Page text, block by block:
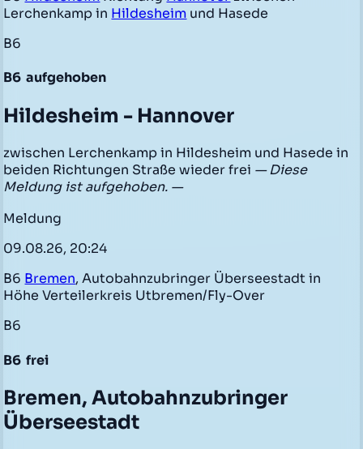
Lerchenkamp in Hildesheim und Hasede
B6
B6 aufgehoben
Hildesheim - Hannover
zwischen Lerchenkamp in Hildesheim und Hasede in
beiden Richtungen Straße wieder frei — Diese
Meldung ist aufgehoben. —
Meldung
09.08.26, 20:24
B6 Bremen, Autobahnzubringer Überseestadt in
Höhe Verteilerkreis Utbremen/Fly-Over
B6
B6 frei
Bremen, Autobahnzubringer
Überseestadt